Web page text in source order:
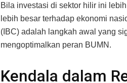
Bila investasi di sektor hilir ini
lebih besar terhadap ekonomi
(IBC) adalah langkah awal yang
mengoptimalkan peran BUMN.
Kendala dalam